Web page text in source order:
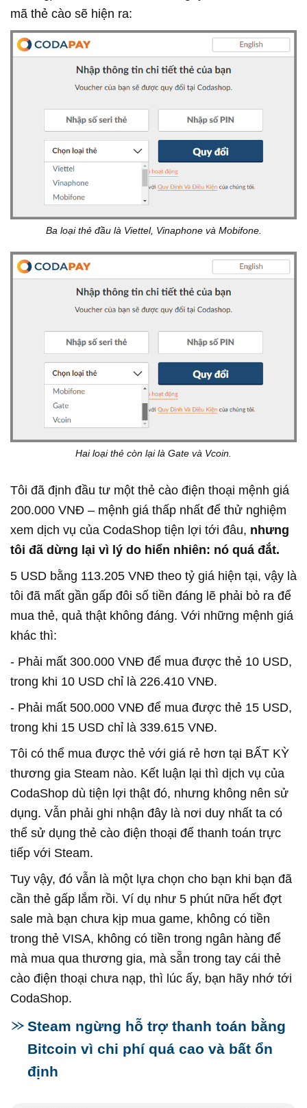
mã thẻ cào sẽ hiện ra:
Ba loại thẻ đầu là Viettel, Vinaphone và Mobifone.
Hai loại thẻ còn lại là Gate và Vcoin.
Tôi đã định đầu tư một thẻ cào điện thoại mệnh giá
200.000 VNĐ – mệnh giá thấp nhất để thử nghiệm
xem dịch vụ của CodaShop tiện lợi tới đâu, nhưng
tôi đã dừng lại vì lý do hiển nhiên: nó quá đắt.
5 USD bằng 113.205 VNĐ theo tỷ giá hiện tại, vậy là
tôi đã mất gần gấp đôi số tiền đáng lẽ phải bỏ ra để
mua thẻ, quả thật không đáng. Với những mệnh giá
khác thì:
- Phải mất 300.000 VNĐ để mua được thẻ 10 USD,
trong khi 10 USD chỉ là 226.410 VNĐ.
- Phải mất 500.000 VNĐ để mua được thẻ 15 USD,
trong khi 15 USD chỉ là 339.615 VNĐ.
Tôi có thể mua được thẻ với giá rẻ hơn tại BẤT KỲ
thương gia Steam nào. Kết luận lại thì dịch vụ của
CodaShop dù tiện lợi thật đó, nhưng không nên sử
dụng. Vẫn phải ghi nhận đây là nơi duy nhất ta có
thể sử dụng thẻ cào điện thoại để thanh toán trực
tiếp với Steam.
Tuy vậy, đó vẫn là một lựa chọn cho bạn khi bạn đã
cần thẻ gấp lắm rồi. Ví dụ như 5 phút nữa hết đợt
sale mà bạn chưa kịp mua game, không có tiền
trong thẻ VISA, không có tiền trong ngân hàng để
mà mua qua thương gia, mà sẵn trong tay cái thẻ
cào điện thoại chưa nạp, thì lúc ấy, bạn hãy nhớ tới
CodaShop.
Steam ngừng hỗ trợ thanh toán bằng
Bitcoin vì chi phí quá cao và bất ổn
định